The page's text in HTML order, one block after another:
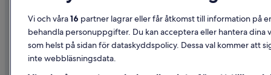
Reklam
Affiliate Marketing
Inrikesflyg
Vi och våra16 partner lagrar eller får åtkomst till information på
behandla personuppgifter. Du kan acceptera eller hantera dina
som helst på sidan för dataskyddspolicy. Dessa val kommer att
inte webbläsningsdata.